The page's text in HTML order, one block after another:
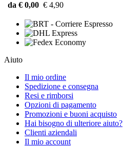
da € 0,00 € 4,90
Aiuto
Il mio ordine
Spedizione e consegna
Resi e rimborsi
Opzioni di pagamento
Promozioni e buoni acquisto
Hai bisogno di ulteriore aiuto?
Clienti aziendali
Il mio account